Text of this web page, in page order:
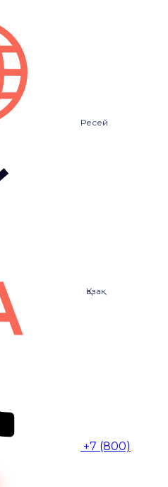
Ресей
Қазақ
+7 (800)